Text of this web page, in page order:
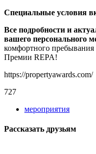
Специальные условия
Все подробности и
вашего персонального
комфортного
Премии REPA!
https://propertyawards.com/
727
мероприятия
Рассказать друзьям